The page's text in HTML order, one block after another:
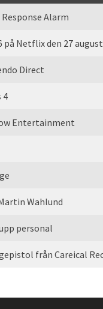
Alarm
på Netflix den 27
Direct
4
Entertainment
Wahlund
personal
från Careical